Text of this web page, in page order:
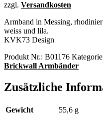
zzgl. Versandkosten
Armband in Messing,
weiss und lila.
KVK73 Design
Produkt Nr.: B01176
Brickwall Armbänder
Zusätzliche
Gewicht 55,6 g